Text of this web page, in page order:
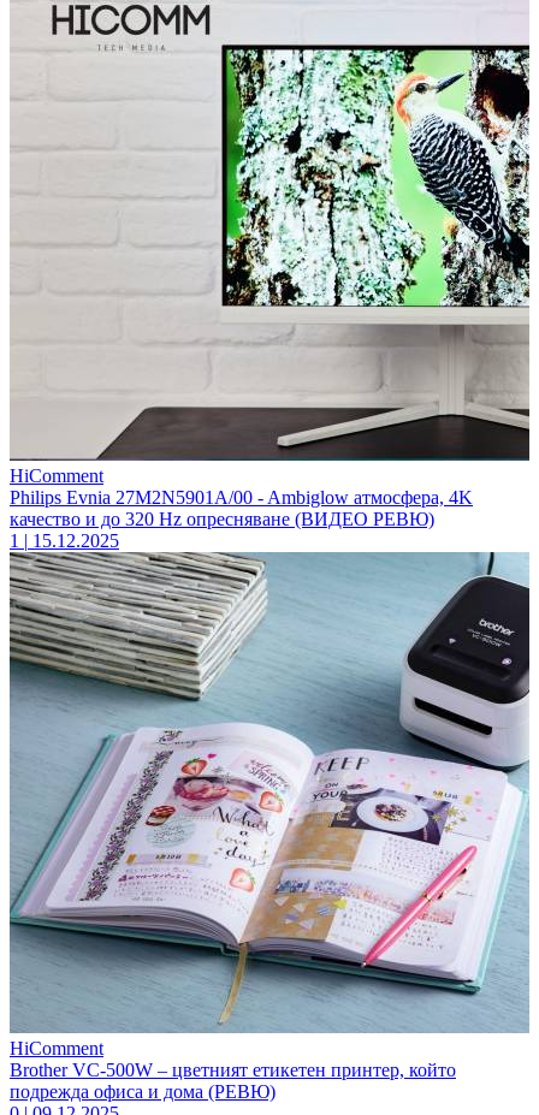
HiComment
Philips Evnia 27M2N5901A/00 - Ambiglow атмосфера, 4K
качество и до 320 Hz опресняване (ВИДЕО РЕВЮ)
1 | 15.12.2025
HiComment
Brother VC-500W – цветният етикетен принтер, който
подрежда офиса и дома (РЕВЮ)